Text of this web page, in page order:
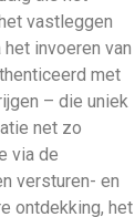
vastleggen
invoeren van
met
– die uniek
net zo
via de
versturen- en
ontdekking, het